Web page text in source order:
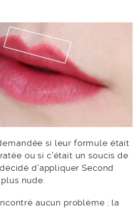
si leur formule était
ou si c’était un soucis de
d’appliquer Second
nude.
aucun problème : la